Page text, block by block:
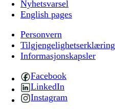
Nyhetsvarsel
English pages
Personvern
Tilgjengelighetserklæring
Informasjonskapsler
Facebook
LinkedIn
Instagram